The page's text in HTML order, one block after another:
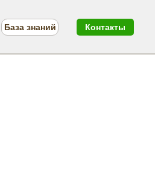
База знаний Контакты